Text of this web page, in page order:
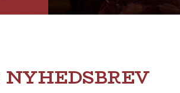
NYHEDSBREV